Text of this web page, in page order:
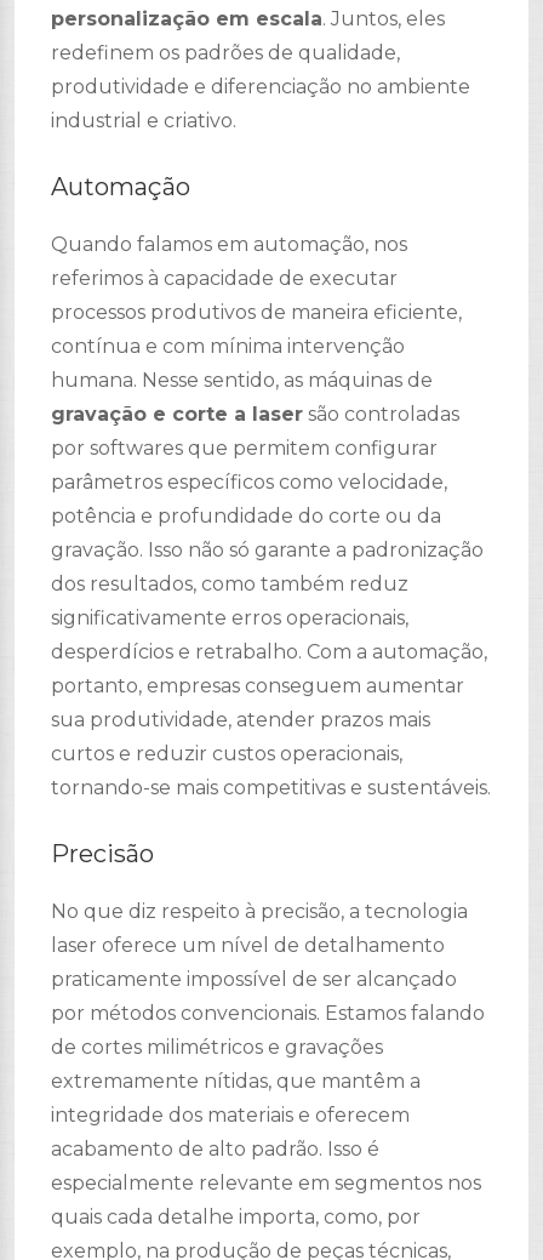
personalização em escala. Juntos, eles
redefinem os padrões de qualidade,
produtividade e diferenciação no ambiente
industrial e criativo.
Automação
Quando falamos em automação, nos
referimos à capacidade de executar
processos produtivos de maneira eficiente,
contínua e com mínima intervenção
humana. Nesse sentido, as máquinas de
gravação e corte a laser são controladas
por softwares que permitem configurar
parâmetros específicos como velocidade,
potência e profundidade do corte ou da
gravação. Isso não só garante a padronização
dos resultados, como também reduz
significativamente erros operacionais,
desperdícios e retrabalho. Com a automação,
portanto, empresas conseguem aumentar
sua produtividade, atender prazos mais
curtos e reduzir custos operacionais,
tornando-se mais competitivas e sustentáveis.
Precisão
No que diz respeito à precisão, a tecnologia
laser oferece um nível de detalhamento
praticamente impossível de ser alcançado
por métodos convencionais. Estamos falando
de cortes milimétricos e gravações
extremamente nítidas, que mantêm a
integridade dos materiais e oferecem
acabamento de alto padrão. Isso é
especialmente relevante em segmentos nos
quais cada detalhe importa, como, por
exemplo, na produção de peças técnicas,